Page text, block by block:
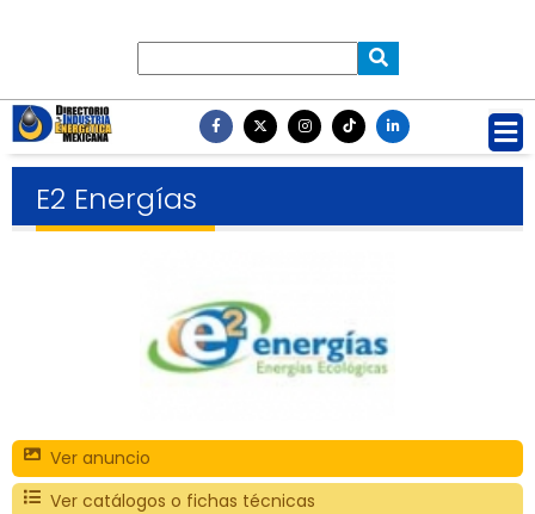
E2 Energías
Ver anuncio
Ver catálogos o fichas técnicas